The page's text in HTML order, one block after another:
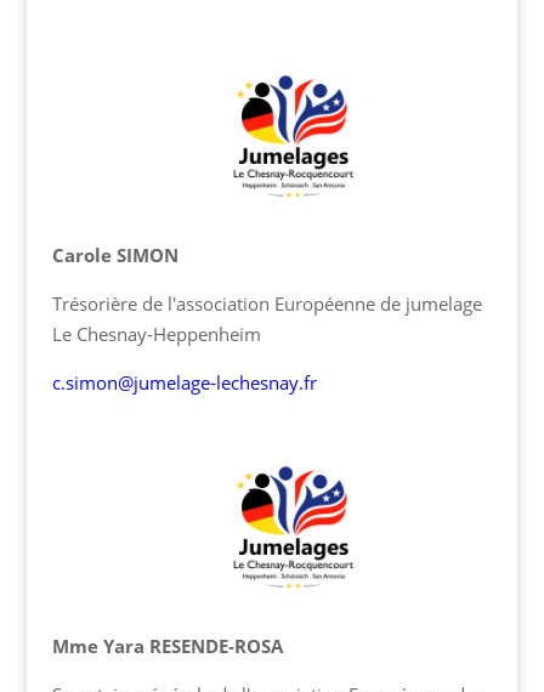
Carole SIMON
Trésorière de l'association Européenne de jumelage
Le Chesnay-Heppenheim
c.simon@jumelage-lechesnay.fr
Mme Yara RESENDE-ROSA